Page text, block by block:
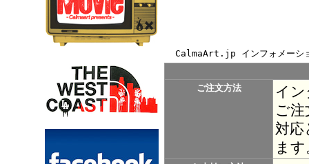
CalmaArt.jp インフォメーシ
ご注文方法
イ
ご
対
ま